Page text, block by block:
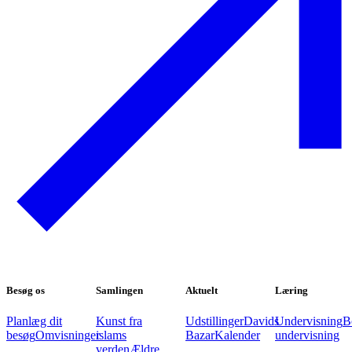
Besøg os
Planlæg dit
besøgOmvisninger
Samlingen
Kunst fra
islams
Aktuelt
UdstillingerDavids
BazarKalender
Læring
Undervisning
undervisning